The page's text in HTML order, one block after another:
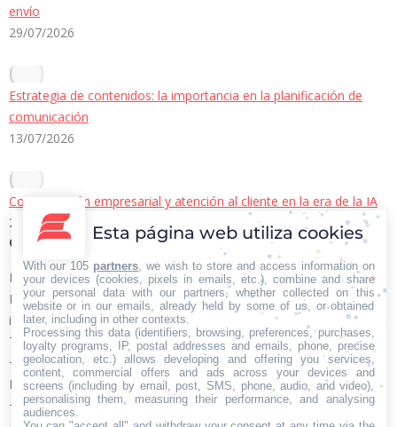
envío
29/07/2026
Estrategia de contenidos: la importancia en la planificación de
comunicación
13/07/2026
Comunicación empresarial y atención al cliente en la era de la IA
22/06/2026
Contacto Iberian Press
Principales vías de contacto:
E-mail:
info@iberianpress.es
Teléfono:
+34 911863556
Fax:
+34 911863556
Esta página web utiliza cookies
With our 105 partners , we wish to store and access information on
your devices (cookies, pixels in emails, etc.), combine and share
your personal data with our partners, whether collected on this
website or in our emails, already held by some of us, or obtained
later, including in other contexts.
Processing this data (identifiers, browsing, preferences, purchases,
loyalty programs, IP, postal addresses and emails, phone, precise
geolocation, etc.) allows developing and offering you services,
content, commercial offers and ads across your devices and
screens (including by email, post, SMS, phone, audio, and video),
personalising them, measuring their performance, and analysing
audiences.